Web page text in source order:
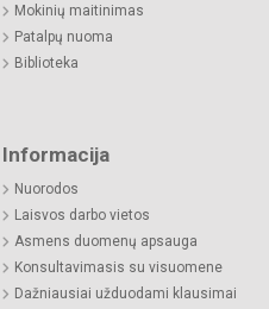
Mokinių maitinimas
Patalpų nuoma
Biblioteka
Informacija
Nuorodos
Laisvos darbo vietos
Asmens duomenų apsauga
Konsultavimasis su visuomene
Dažniausiai užduodami klausimai